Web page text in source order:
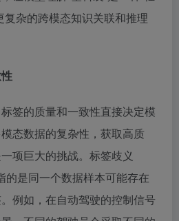
复杂的跨模态知识关联和推理
签的质量和一致性直接决定模
态数据的复杂性，获取高质
项巨大的挑战。标签歧义
的是同一个数据样本可能存在
例如，在自动驾驶的控制信号